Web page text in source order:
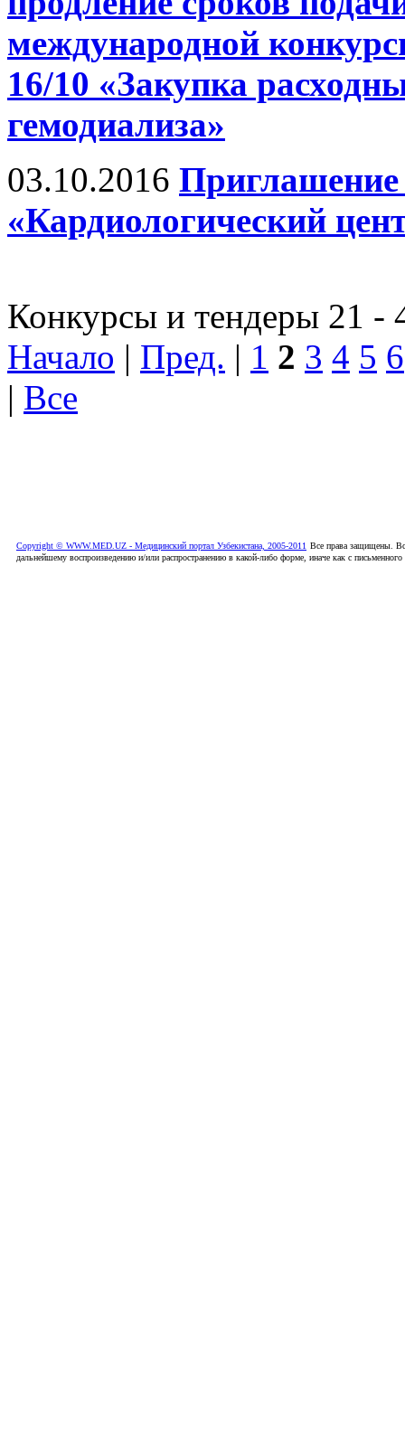
международной
16/10 «Закупка
гемодиализа»
03.10.2016 Приглашение
«Кардиологический
Конкурсы и тендеры 21 -
Начало | Пред. | 1 2 3 4 5 6
| Все
Copyright © WWW.MED.UZ - Медицинский портал Узбекистана, 2005-2011 Все права защищены.
дальнейшему воспроизведению и/или распространению в какой-либо форме, иначе как с